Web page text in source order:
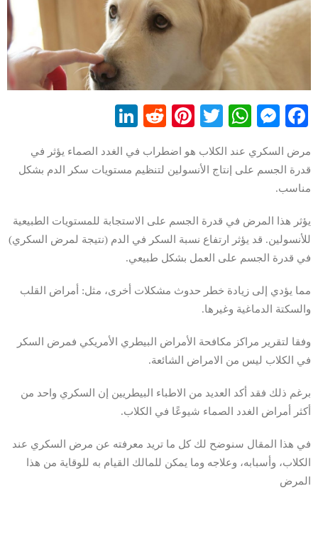
Facebook
Messenger
WhatsApp
Twitter
Pinterest
Reddit
مرض السكري عند الكلاب هو اضطراب في الغدد الصماء يؤثر في
قدرة الجسم على إنتاج الأنسولين لتنظيم مستويات سكر الدم بشكل
مناسب.
يؤثر هذا المرض في قدرة الجسم على الاستجابة للمستويات الطبيعية
للأنسولين. قد يؤثر ارتفاع نسبة السكر في الدم (نتيجة لمرض السكري)
في قدرة الجسم على العمل بشكل طبيعي.
مما يؤدي إلى زيادة خطر حدوث مشكلات أخرى، مثل: أمراض القلب
والسكتة الدماغية وغيرها.
وفقا لتقرير مراكز مكافحة الأمراض البيطري الأمريكي فمرض السكر
في الكلاب ليس من الامراض الشائعة.
برغم ذلك فقد أكد العديد من الاطباء البيطريين إن السكري واحد من
أكثر أمراض الغدد الصماء شيوعًا في الكلاب.
في هذا المقال سنوضح لك كل ما تريد معرفته عن مرض السكري عند
الكلاب، وأسبابه، وعلاجه وما يمكن للمالك القيام به للوقاية من هذا
المرض